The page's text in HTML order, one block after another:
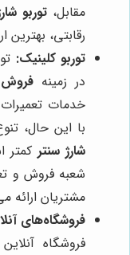
مقابل، توربو
رقابتی،
توربو کلینیک:
در زمینه فروش
خدمات
با این حال،
شارژ سنتر کمتر
شعبه فروش و
مشتریان ارائه
فروشگاه‌های
فروشگاه